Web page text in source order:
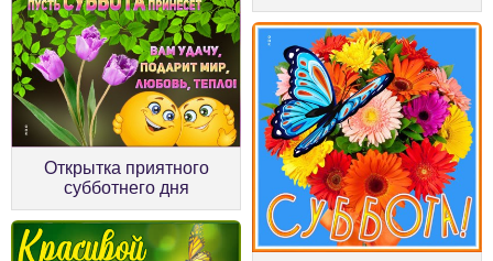
Открытка приятного
субботнего дня